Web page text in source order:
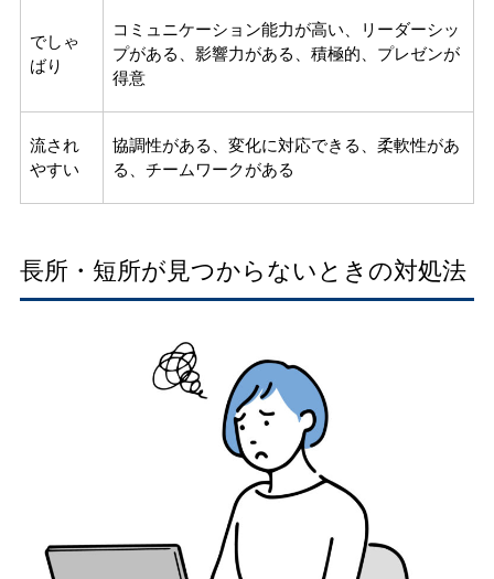
でしゃ
ばり
コミュニケーション能力が高い、リーダーシッ
プがある、影響力がある、積極的、プレゼンが
得意
流され
やすい
協調性がある、変化に対応できる、柔軟性があ
る、チームワークがある
長所・短所が見つからないときの対処法